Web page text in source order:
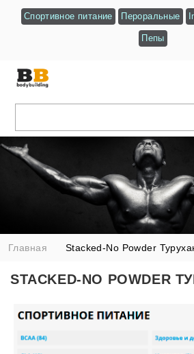
Спортивное питание Пероральные
Пепы
Главная Stacked-No Powder
STACKED-NO POWDER